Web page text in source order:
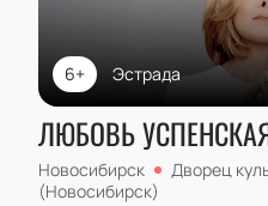
Эстрада
6+
ЛЮБОВЬ
Новосибирск
Дворец
(Новосибирск)